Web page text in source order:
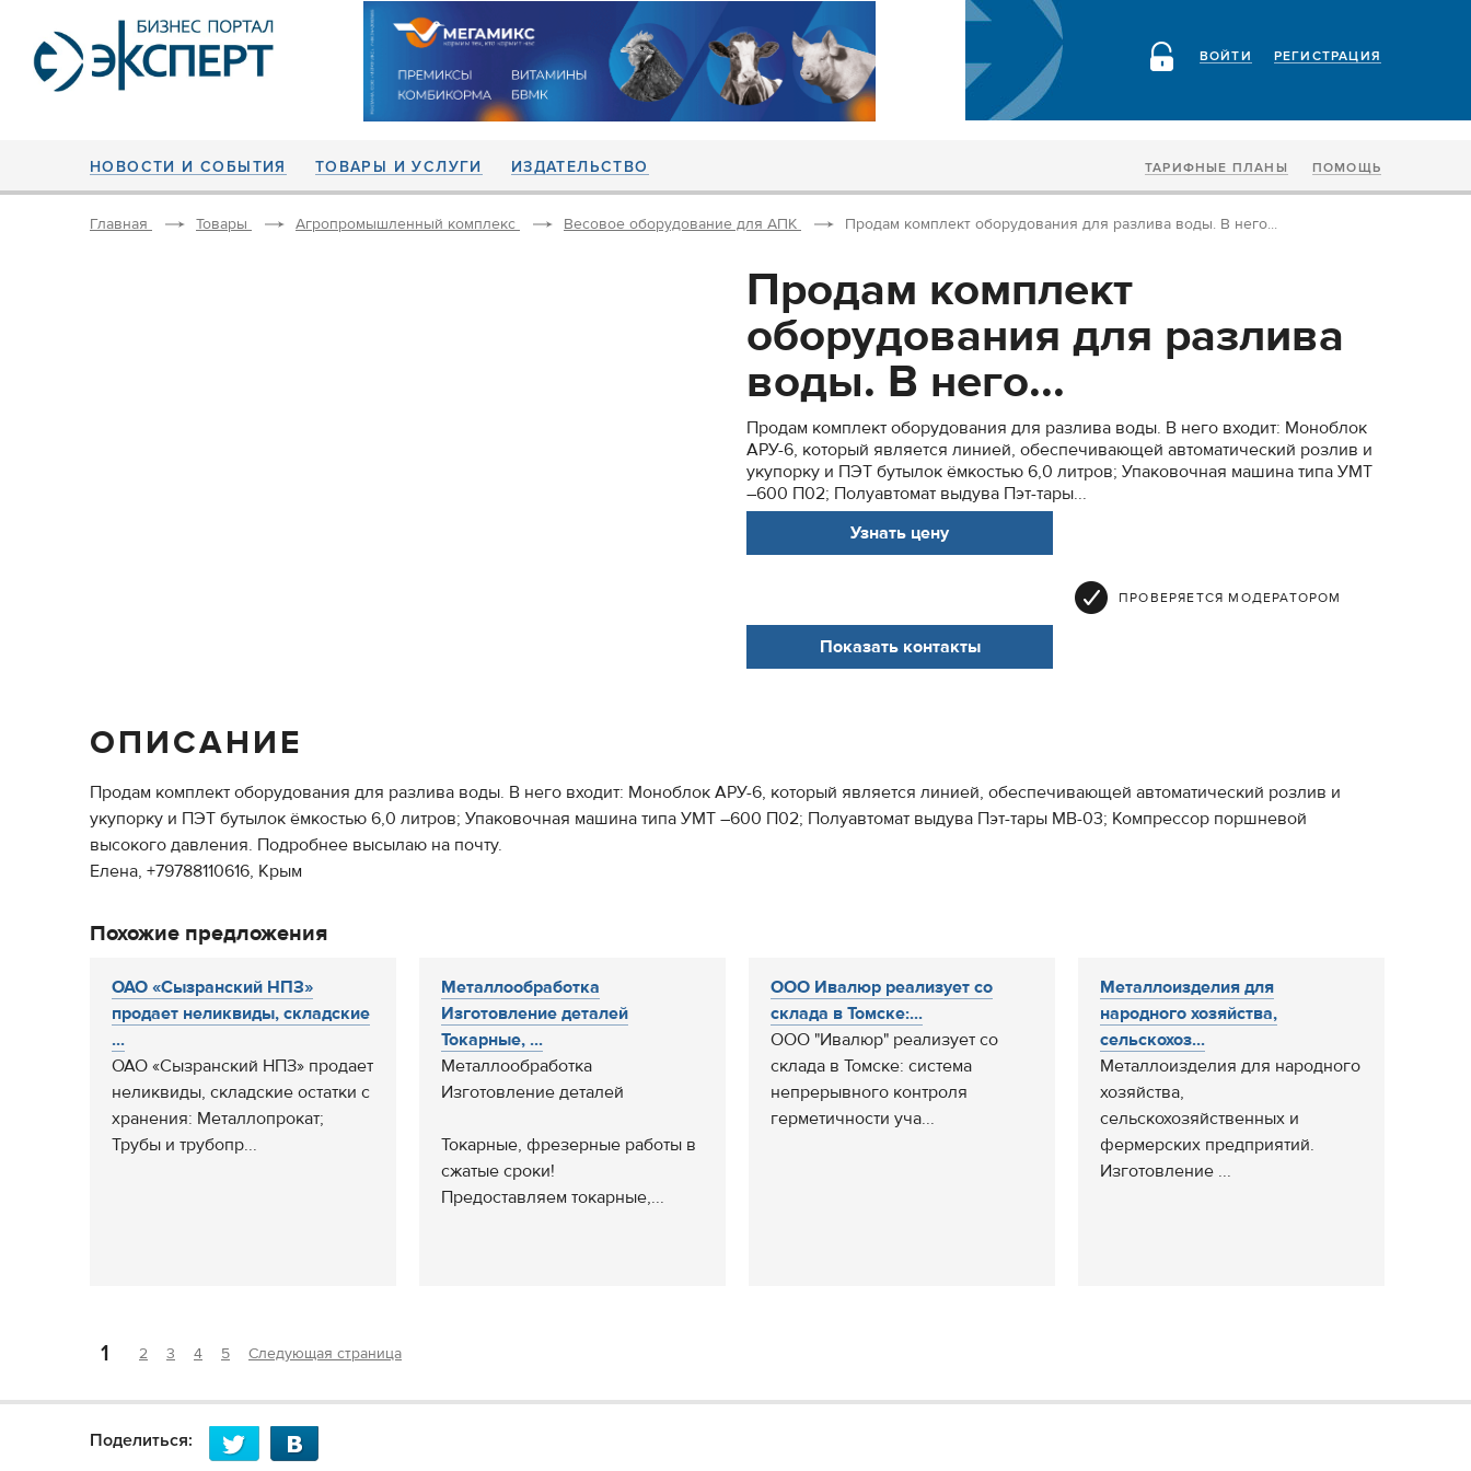
РЕГИСТРАЦИЯ
ВОЙТИ
НОВОСТИ И СОБЫТИЯ ТОВАРЫ И УСЛУГИ ИЗДАТЕЛЬСТВО ТАРИФНЫЕ ПЛАНЫ ПОМОЩЬ
Главная Товары Агропромышленный комплекс Весовое оборудование для АПК Продам комплект оборудования для разлива воды. В него...
Продам комплект
оборудования для разлива
воды. В него...
Продам комплект оборудования для разлива воды. В него входит: Моноблок
АРУ-6, который является линией, обеспечивающей автоматический розлив и
укупорку и ПЭТ бутылок ёмкостью 6,0 литров; Упаковочная машина типа УМТ
–600 П02; Полуавтомат выдува Пэт-тары...
Узнать цену
ПРОВЕРЯЕТСЯ МОДЕРАТОРОМ
Показать контакты
ОПИСАНИЕ
Продам комплект оборудования для разлива воды. В него входит: Моноблок АРУ-6, который является линией, обеспечивающей автоматический розлив и
укупорку и ПЭТ бутылок ёмкостью 6,0 литров; Упаковочная машина типа УМТ –600 П02; Полуавтомат выдува Пэт-тары МВ-03; Компрессор поршневой
высокого давления. Подробнее высылаю на почту.
Елена, +79788110616, Крым
Похожие предложения
ОАО «Сызранский НПЗ»
продает неликвиды, складские
...
ОАО «Сызранский НПЗ» продает
неликвиды, складские остатки с
хранения: Металлопрокат;
Трубы и трубопр...
Металлообработка
Изготовление деталей
Токарные, ...
Металлообработка
Изготовление деталей
Токарные, фрезерные работы в
сжатые сроки!
Предоставляем токарные,...
ООО Ивалюр реализует со
склада в Томске:...
ООО "Ивалюр" реализует со
склада в Томске: система
непрерывного контроля
герметичности уча...
Металлоизделия для
народного хозяйства,
сельскохоз...
Металлоизделия для народного
хозяйства,
сельскохозяйственных и
фермерских предприятий.
Изготовление ...
1 2 3 4 5 Следующая страница
Поделиться: